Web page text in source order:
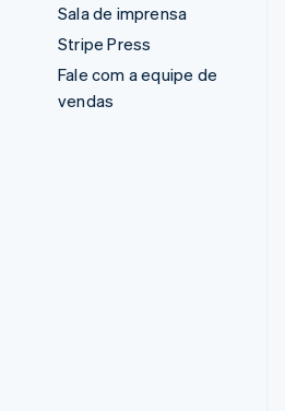
Sala de imprensa
Stripe Press
Fale com a equipe de
vendas